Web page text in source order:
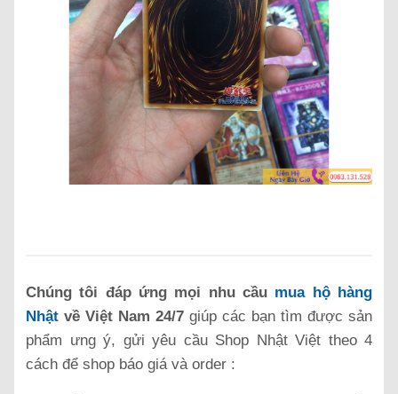
Chúng tôi đáp ứng mọi nhu cầu mua hộ hàng
Nhật về Việt Nam 24/7 giúp các bạn tìm được sản
phẩm ưng ý, gửi yêu cầu Shop Nhật Việt theo 4
cách để shop báo giá và order :